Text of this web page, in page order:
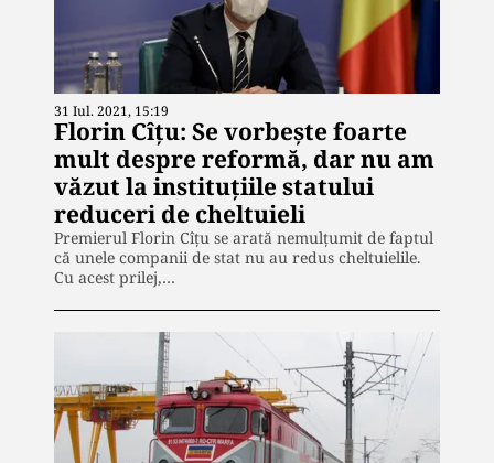
31 Iul. 2021, 15:19
Florin Cîţu: Se vorbeşte foarte
mult despre reformă, dar nu am
văzut la instituţiile statului
reduceri de cheltuieli
Premierul Florin Cîţu se arată nemulţumit de faptul
că unele companii de stat nu au redus cheltuielile.
Cu acest prilej,…